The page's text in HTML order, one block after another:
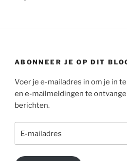
ABONNEER JE OP DIT
Voer je e-mailadres in om je in
en e-mailmeldingen te
berichten.
mailadres